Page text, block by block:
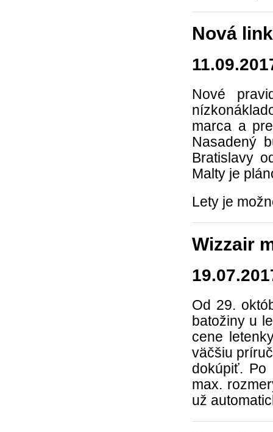
Nová
Nové
marca a
Nasadený
Bratislavy
Malty je
Lety je
Wizzair
Od 29.
batožiny u
cene
väčšiu
dokúpiť.
max.
už